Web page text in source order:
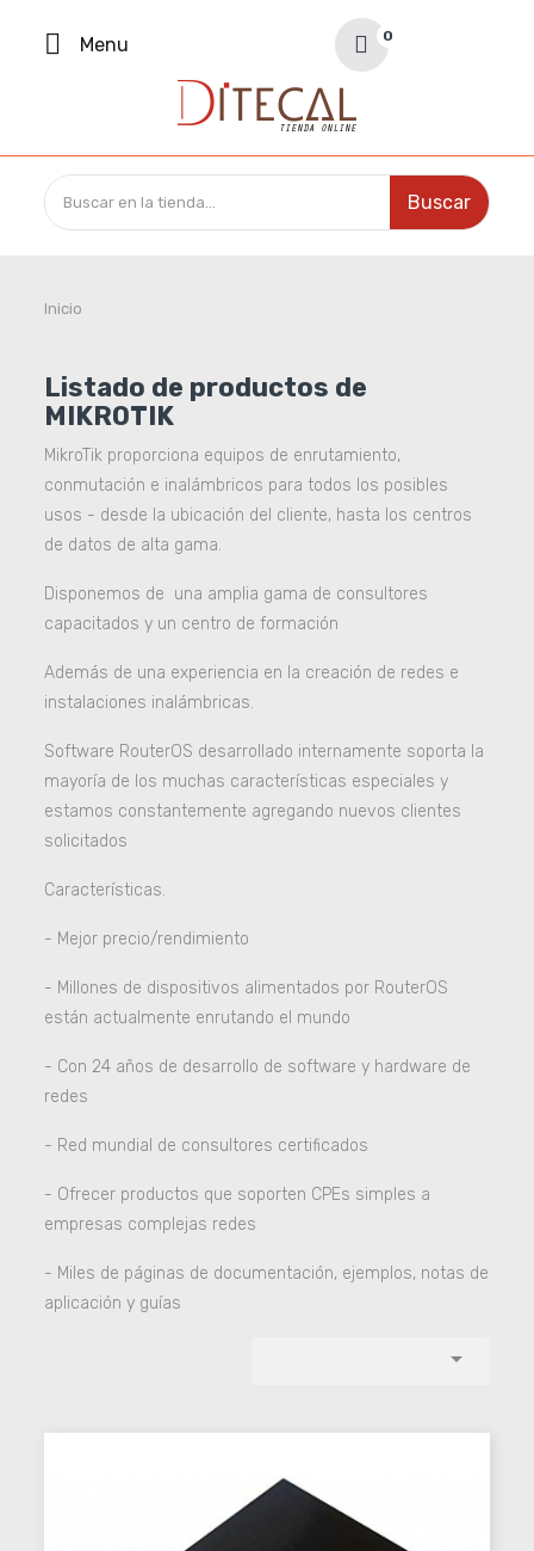
Menu 0
Buscar
Inicio
Listado de productos de
MIKROTIK
MikroTik proporciona equipos de enrutamiento,
conmutación e inalámbricos para todos los posibles
usos - desde la ubicación del cliente, hasta los centros
de datos de alta gama.
Disponemos de una amplia gama de consultores
capacitados y un centro de formación
Además de una experiencia en la creación de redes e
instalaciones inalámbricas.
Software RouterOS desarrollado internamente soporta la
mayoría de los muchas características especiales y
estamos constantemente agregando nuevos clientes
solicitados
Características.
- Mejor precio/rendimiento
- Millones de dispositivos alimentados por RouterOS
están actualmente enrutando el mundo
- Con 24 años de desarrollo de software y hardware de
redes
- Red mundial de consultores certificados
- Ofrecer productos que soporten CPEs simples a
empresas complejas redes
- Miles de páginas de documentación, ejemplos, notas de
aplicación y guías
